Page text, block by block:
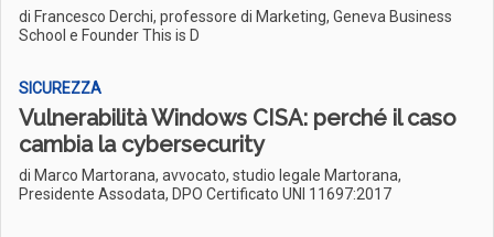
di Francesco Derchi, professore di Marketing, Geneva Business
School e Founder This is D
SICUREZZA
Vulnerabilità Windows CISA: perché il caso
cambia la cybersecurity
di Marco Martorana, avvocato, studio legale Martorana,
Presidente Assodata, DPO Certificato UNI 11697:2017